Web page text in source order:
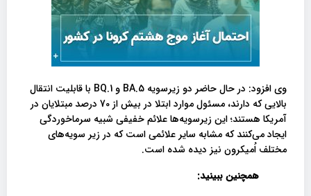
وی افزود: در حال حاضر دو زیرسویه BA.5 و BQ.1 با قابلیت انتقال
بالایی که دارند، مسئول موارد ابتلا در بیش از 70 درصد مبتلایان در
آمریکا هستند؛ این زیرسویه‌ها علائم خفیفی شبیه سرماخوردگی
ایجاد می‌کنند که مشابه سایر علائمی است که در زیر سویه‌های
مختلف اُمیکرون نیز دیده شده است.
همچنین ببینید: